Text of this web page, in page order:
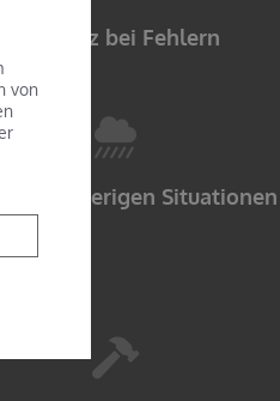
Toleranz bei Fehlern
in schwierigen Situationen
von